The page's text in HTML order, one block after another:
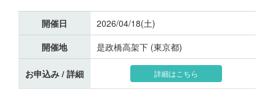
開催日
2026/04/18(土)
開催地
是政橋高架下 (東京都)
お申込み / 詳細 詳細はこちら